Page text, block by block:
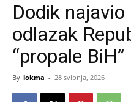
Dodik
odlazak
“propale BiH”
By lokma - 28 svibnja, 2026